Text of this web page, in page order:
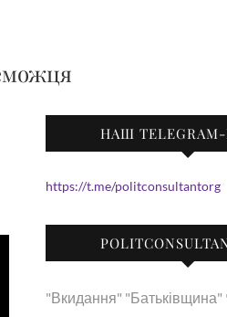
НАШ
https://t.me/politconsultantorg
"Вкидання" "Батьківщина"